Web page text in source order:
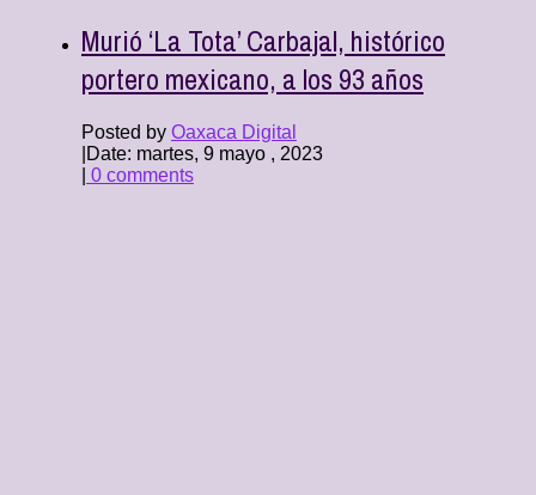
Murió ‘La Tota’ Carbajal, histórico
portero mexicano, a los 93 años
Posted by Oaxaca Digital
Date: martes, 9 mayo , 2023
0 comments